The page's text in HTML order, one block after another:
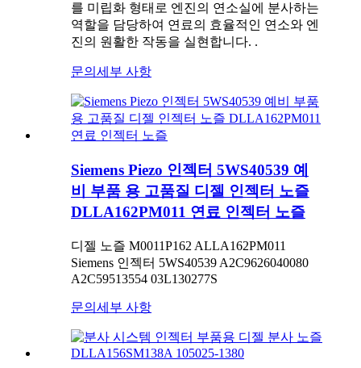
를 미립화 형태로 엔진의 연소실에 분사하는
역할을 담당하여 연료의 효율적인 연소와 엔
진의 원활한 작동을 실현합니다. .
문의 세부 사항
Siemens Piezo 인젝터 5WS40539 예
비 부품 용 고품질 디젤 인젝터 노즐
DLLA162PM011 연료 인젝터 노즐
디젤 노즐 M0011P162 ALLA162PM011
Siemens 인젝터 5WS40539 A2C9626040080
A2C59513554 03L130277S
문의 세부 사항